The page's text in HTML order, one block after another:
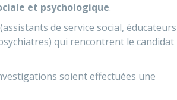
et psychologique.
de service social, éducateurs
qui rencontrent le candidat
soient effectuées une